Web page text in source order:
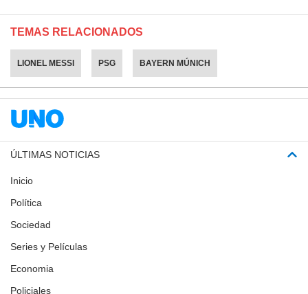
TEMAS RELACIONADOS
LIONEL MESSI PSG BAYERN MÚNICH
ÚLTIMAS NOTICIAS
Inicio
Política
Sociedad
Series y Películas
Economia
Policiales